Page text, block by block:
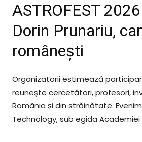
ASTROFEST
Dorin Prunariu,
românești
Organizatorii estimează
reunește cercetători, profesori,
România și din străinătate.
Technology, sub egida Academiei